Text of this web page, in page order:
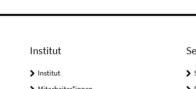
Institut
Institut